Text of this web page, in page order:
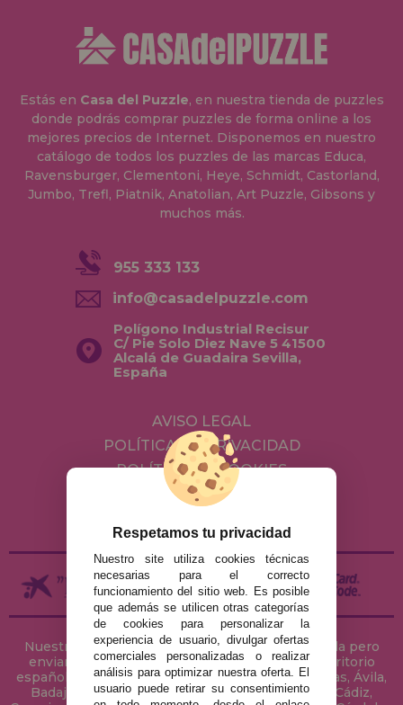
Estás en Casa del Puzzle, en nuestra tienda de puzzles
donde podrás comprar puzzles de forma online a los
mejores precios de Internet. Disponemos en nuestro
catálogo de todos los puzzles de las marcas Educa,
Ravensburger, Clementoni, Heye, Schmidt, Castorland,
Jumbo, Trefl, Piatnik, Anatolian, Art Puzzle, Gibsons y
muchos más.
955 333 133
info@casadelpuzzle.com
Polígono Industrial Recisur
C/ Pie Solo Diez Nave 5 41500
Alcalá de Guadaira Sevilla,
España
AVISO LEGAL
POLÍTICA DE PRIVACIDAD
POLÍTICA DE COOKIES
ENVÍOS Y DEVOLUCIONES
Nuestra tienda de puzzles está ubicada en Sevilla pero
enviamos tus puzzles a cualquier ciudad del territorio
español: Álava, Albacete, Alicante, Almería, Asturias, Ávila,
Badajoz, Baleares, Barcelona, Burgos, Cáceres, Cádiz,
Respetamos tu privacidad
Nuestro site utiliza cookies técnicas
necesarias para el correcto
funcionamiento del sitio web. Es posible
que además se utilicen otras categorías
de cookies para personalizar la
experiencia de usuario, divulgar ofertas
comerciales personalizadas o realizar
análisis para optimizar nuestra oferta. El
usuario puede retirar su consentimiento